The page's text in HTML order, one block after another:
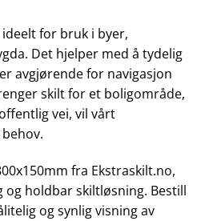
for bruk i byer,
Det hjelper med å tydelig
avgjørende for navigasjon
skilt for et boligområde,
vei, vil vårt
fra Ekstraskilt.no,
og holdbar skiltløsning. Bestill
og synlig visning av